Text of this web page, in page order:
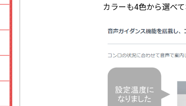
カラーも4色から選べ